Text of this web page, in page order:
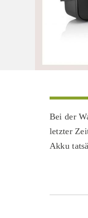
Bei der
letzter
Akku